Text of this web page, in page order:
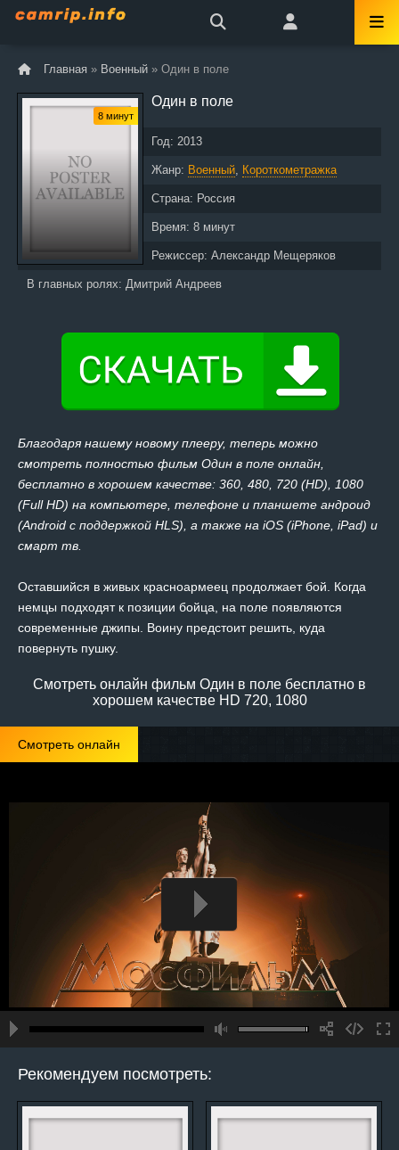
Главная » Военный » Один в поле
8 минут
Один в поле
Год: 2013
Жанр: Военный, Короткометражка
Страна: Россия
Время: 8 минут
Режиссер: Александр Мещеряков
В главных ролях: Дмитрий Андреев
Благодаря нашему новому плееру, теперь можно
смотреть полностью фильм Один в поле онлайн,
бесплатно в хорошем качестве: 360, 480, 720 (HD), 1080
(Full HD) на компьютере, телефоне и планшете андроид
(Android с поддержкой HLS), а также на iOS (iPhone, iPad) и
смарт тв.
Оставшийся в живых красноармеец продолжает бой. Когда
немцы подходят к позиции бойца, на поле появляются
современные джипы. Воину предстоит решить, куда
повернуть пушку.
Смотреть онлайн фильм Один в поле бесплатно в
хорошем качестве HD 720, 1080
Смотреть онлайн
Рекомендуем посмотреть: